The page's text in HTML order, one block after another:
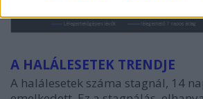
A HALÁLESETEK TRENDJE
A halálesetek száma stagnál, 14